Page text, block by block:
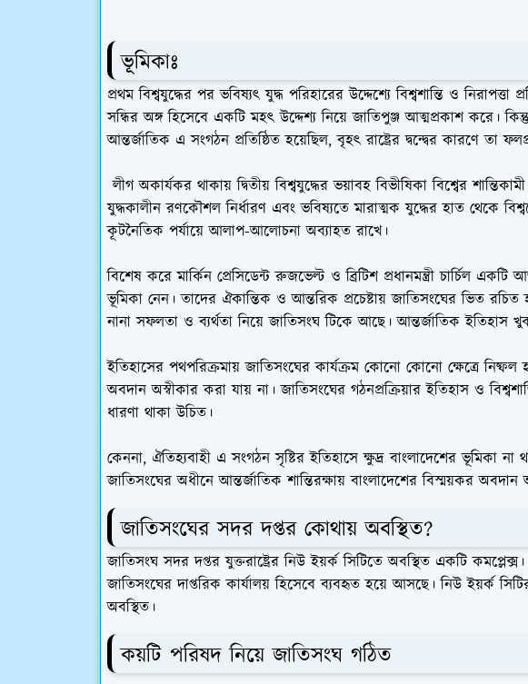
ভূমিকাঃ
প্রথম বিশ্বযুদ্ধের পর ভবিষ্যৎ যুদ্ধ পরিহারের উদ্দেশ্যে বিশ্বশান্তি ও নিরাপত্তা
সন্ধির অঙ্গ হিসেবে একটি মহৎ উদ্দেশ্য নিয়ে জাতিপুঞ্জ আত্মপ্রকাশ করে।
আন্তর্জাতিক এ সংগঠন প্রতিষ্ঠিত হয়েছিল, বৃহৎ রাষ্ট্রের দ্বন্দ্বের কারণে তা
লীগ অকার্যকর থাকায় দ্বিতীয় বিশ্বযুদ্ধের ভয়াবহ বিভীষিকা বিশ্বের
যুদ্ধকালীন রণকৌশল নির্ধারণ এবং ভবিষ্যতে মারাত্মক যুদ্ধের হাত থেকে
কূটনৈতিক পর্যায়ে আলাপ-আলোচনা অব্যাহত রাখে।
বিশেষ করে মার্কিন প্রেসিডেন্ট রুজভেল্ট ও ব্রিটিশ প্রধানমন্ত্রী চার্চিল একটি
ভূমিকা নেন। তাদের ঐকান্তিক ও আন্তরিক প্রচেষ্টায় জাতিসংঘের ভিত
নানা সফলতা ও ব্যর্থতা নিয়ে জাতিসংঘ টিকে আছে। আন্তর্জাতিক ইতিহাস
ইতিহাসের পথপরিক্রমায় জাতিসংঘের কার্যক্রম কোনো কোনো ক্ষেত্রে নিষ্ফল
অবদান অস্বীকার করা যায় না। জাতিসংঘের গঠনপ্রক্রিয়ার ইতিহাস ও
ধারণা থাকা উচিত।
কেননা, ঐতিহ্যবাহী এ সংগঠন সৃষ্টির ইতিহাসে ক্ষুদ্র বাংলাদেশের ভূমিকা না
জাতিসংঘের অধীনে আন্তর্জাতিক শান্তিরক্ষায় বাংলাদেশের বিস্ময়কর
জাতিসংঘের সদর দপ্তর কোথায় অবস্থিত?
জাতিসংঘ সদর দপ্তর যুক্তরাষ্ট্রের নিউ ইয়র্ক সিটিতে অবস্থিত একটি
জাতিসংঘের দাপ্তরিক কার্যালয় হিসেবে ব্যবহৃত হয়ে আসছে। নিউ ইয়র্ক
অবস্থিত।
কয়টি পরিষদ নিয়ে জাতিসংঘ গঠিত